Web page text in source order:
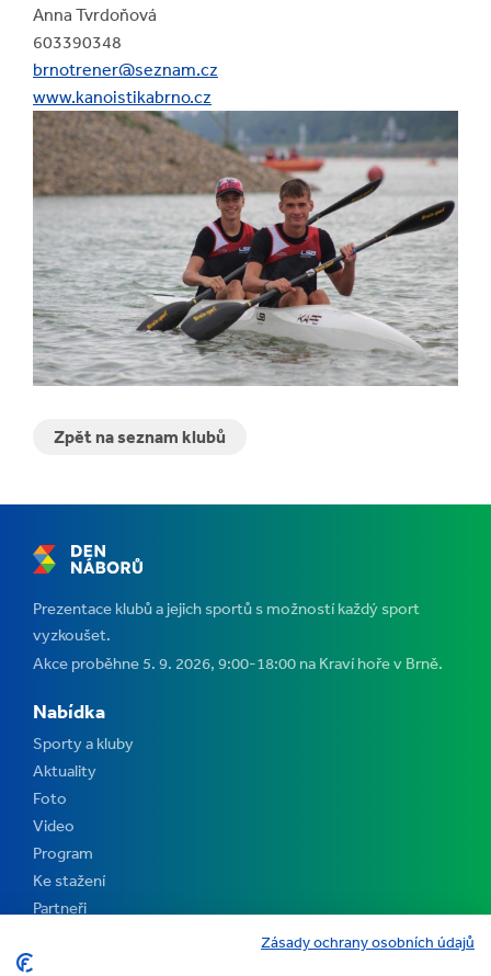
Anna Tvrdoňová
603390348
brnotrener@seznam.cz
www.kanoistikabrno.cz
Zpět na seznam klubů
Prezentace klubů a jejich sportů s možností každý sport
vyzkoušet.
Akce proběhne 5. 9. 2026, 9:00-18:00 na Kraví hoře v Brně.
Nabídka
Sporty a kluby
Aktuality
Foto
Video
Program
Ke stažení
Partneři
Zásady ochrany osobních údajů